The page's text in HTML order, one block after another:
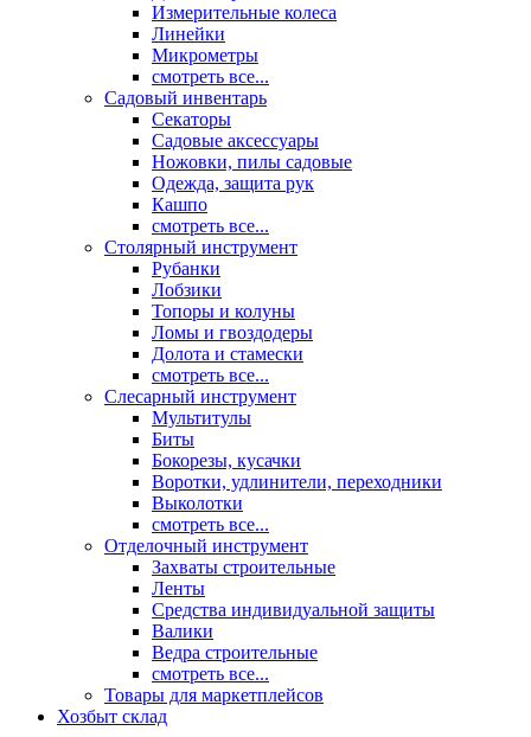
Измерительные колеса
Линейки
Микрометры
смотреть все...
Садовый инвентарь
Секаторы
Садовые аксессуары
Ножовки, пилы садовые
Одежда, защита рук
Кашпо
смотреть все...
Столярный инструмент
Рубанки
Лобзики
Топоры и колуны
Ломы и гвоздодеры
Долота и стамески
смотреть все...
Слесарный инструмент
Мультитулы
Биты
Бокорезы, кусачки
Воротки, удлинители, переходники
Выколотки
смотреть все...
Отделочный инструмент
Захваты строительные
Ленты
Средства индивидуальной защиты
Валики
Ведра строительные
смотреть все...
Товары для маркетплейсов
Хозбыт склад